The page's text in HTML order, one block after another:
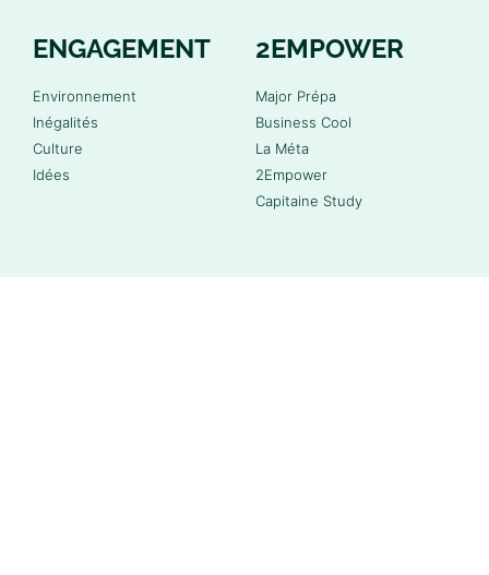
ENGAGEMENT
Environnement
Inégalités
Culture
Idées
2EMPOWER
Major Prépa
Business Cool
La Méta
2Empower
Capitaine Study